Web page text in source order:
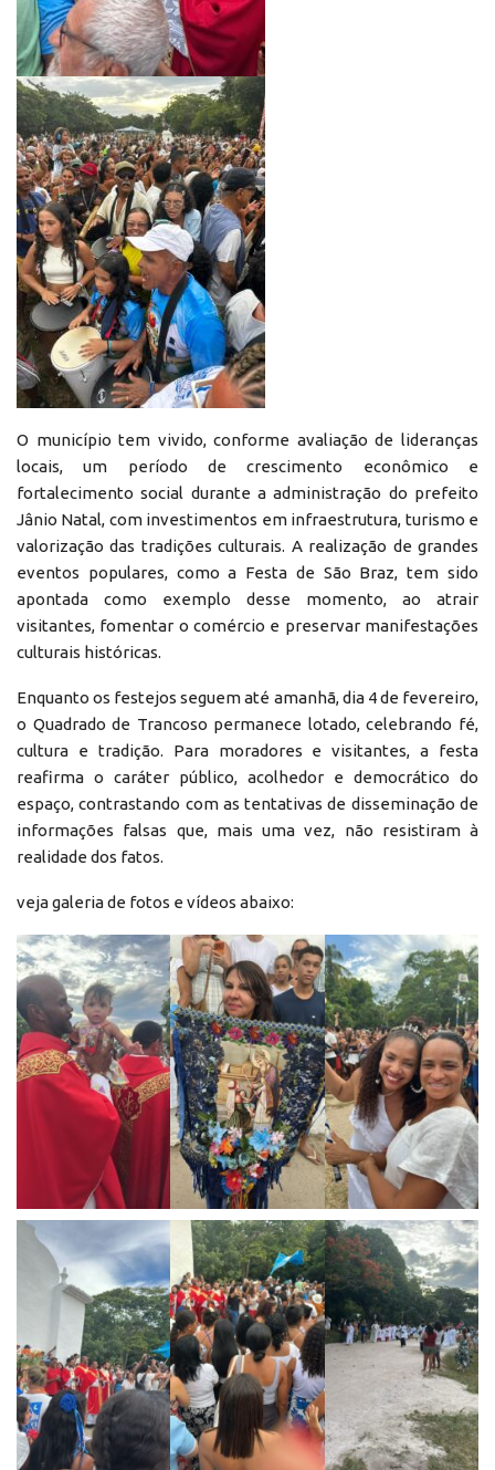
O município tem vivido, conforme avaliação de lideranças
locais, um período de crescimento econômico e
fortalecimento social durante a administração do prefeito
Jânio Natal, com investimentos em infraestrutura, turismo e
valorização das tradições culturais. A realização de grandes
eventos populares, como a Festa de São Braz, tem sido
apontada como exemplo desse momento, ao atrair
visitantes, fomentar o comércio e preservar manifestações
culturais históricas.
Enquanto os festejos seguem até amanhã, dia 4 de fevereiro,
o Quadrado de Trancoso permanece lotado, celebrando fé,
cultura e tradição. Para moradores e visitantes, a festa
reafirma o caráter público, acolhedor e democrático do
espaço, contrastando com as tentativas de disseminação de
informações falsas que, mais uma vez, não resistiram à
realidade dos fatos.
veja galeria de fotos e vídeos abaixo: